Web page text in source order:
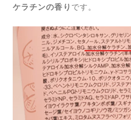
ケラチンの香り です。